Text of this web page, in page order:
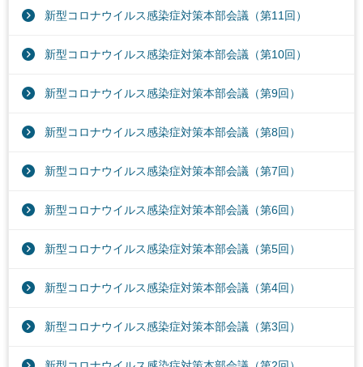
新型コロナウイルス感染症対策本部会議（第11回）
新型コロナウイルス感染症対策本部会議（第10回）
新型コロナウイルス感染症対策本部会議（第9回）
新型コロナウイルス感染症対策本部会議（第8回）
新型コロナウイルス感染症対策本部会議（第7回）
新型コロナウイルス感染症対策本部会議（第6回）
新型コロナウイルス感染症対策本部会議（第5回）
新型コロナウイルス感染症対策本部会議（第4回）
新型コロナウイルス感染症対策本部会議（第3回）